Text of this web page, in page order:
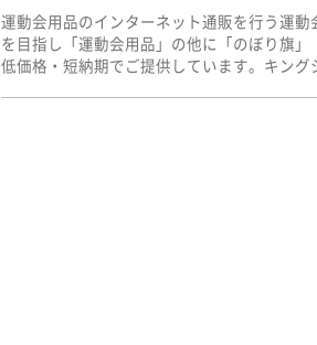
運動会用品のインターネット通販を行う運
を目指し「運動会用品」の他に「のぼり旗
低価格・短納期でご提供しています。キング